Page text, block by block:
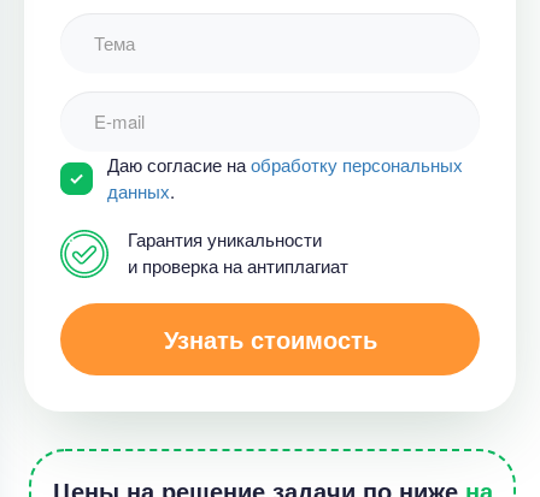
Даю согласие наобработку персональных
данных.
Гарантия уникальности
и проверка на антиплагиат
Узнать стоимость